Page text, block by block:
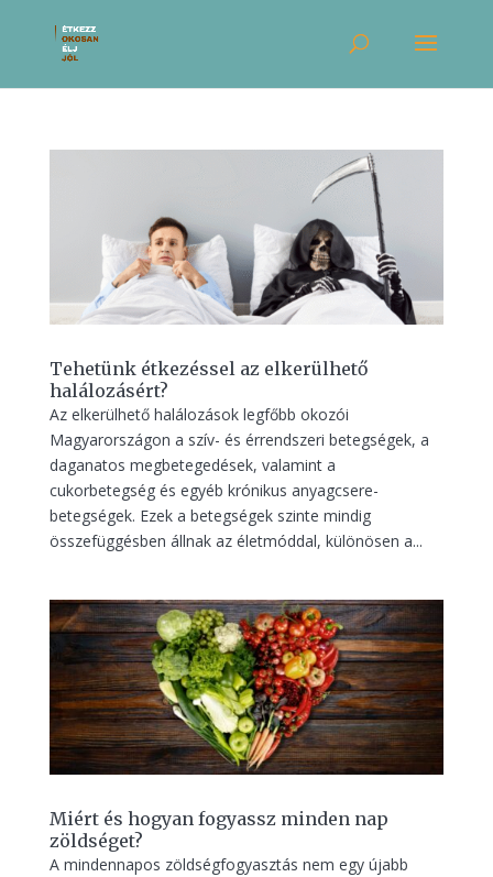
Tehetünk étkezéssel az elkerülhető
halálozásért?
Az elkerülhető halálozások legfőbb okozói
Magyarországon a szív- és érrendszeri betegségek, a
daganatos megbetegedések, valamint a
cukorbetegség és egyéb krónikus anyagcsere-
betegségek. Ezek a betegségek szinte mindig
összefüggésben állnak az életmóddal, különösen a...
Miért és hogyan fogyassz minden nap
zöldséget?
A mindennapos zöldségfogyasztás nem egy újabb